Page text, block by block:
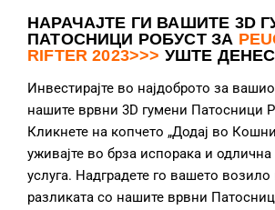
НАРАЧАЈТЕ ГИ ВАШИТЕ 3D
ПАТОСНИЦИ РОБУСТ ЗА
RIFTER 2023>>> УШТЕ
Инвестирајте во најдоброто за
нашите врвни 3D гумени Патосници
Кликнете на копчето „Додај во
уживајте во брза испорака и
услуга. Надградете го вашето возило
разликата со нашите врвни